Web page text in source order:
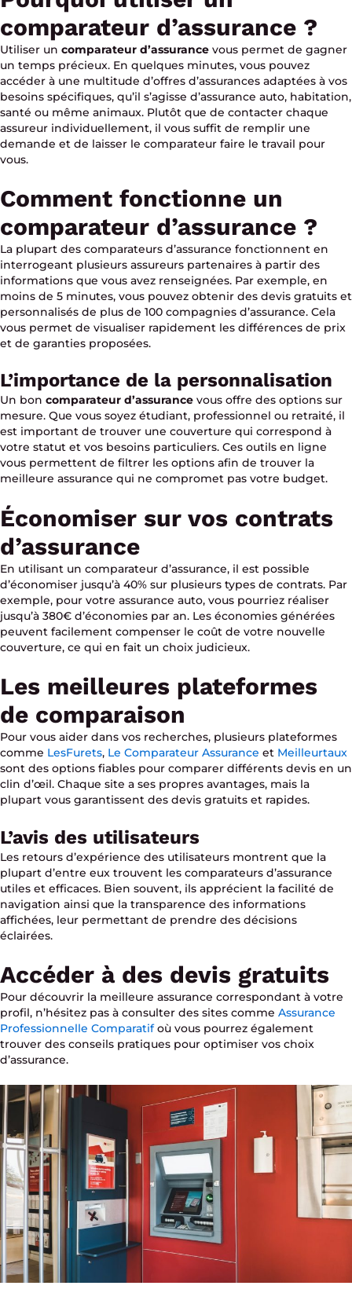
comparateur d’assurance ?
Utiliser un comparateur d’assurance vous permet de gagner
un temps précieux. En quelques minutes, vous pouvez
accéder à une multitude d’offres d’assurances adaptées à vos
besoins spécifiques, qu’il s’agisse d’assurance auto, habitation,
santé ou même animaux. Plutôt que de contacter chaque
assureur individuellement, il vous suffit de remplir une
demande et de laisser le comparateur faire le travail pour
vous.
Comment fonctionne un
comparateur d’assurance ?
La plupart des comparateurs d’assurance fonctionnent en
interrogeant plusieurs assureurs partenaires à partir des
informations que vous avez renseignées. Par exemple, en
moins de 5 minutes, vous pouvez obtenir des devis gratuits et
personnalisés de plus de 100 compagnies d’assurance. Cela
vous permet de visualiser rapidement les différences de prix
et de garanties proposées.
L’importance de la personnalisation
Un bon comparateur d’assurance vous offre des options sur
mesure. Que vous soyez étudiant, professionnel ou retraité, il
est important de trouver une couverture qui correspond à
votre statut et vos besoins particuliers. Ces outils en ligne
vous permettent de filtrer les options afin de trouver la
meilleure assurance qui ne compromet pas votre budget.
Économiser sur vos contrats
d’assurance
En utilisant un comparateur d’assurance, il est possible
d’économiser jusqu’à 40% sur plusieurs types de contrats. Par
exemple, pour votre assurance auto, vous pourriez réaliser
jusqu’à 380€ d’économies par an. Les économies générées
peuvent facilement compenser le coût de votre nouvelle
couverture, ce qui en fait un choix judicieux.
Les meilleures plateformes
de comparaison
Pour vous aider dans vos recherches, plusieurs plateformes
comme LesFurets, Le Comparateur Assurance et Meilleurtaux
sont des options fiables pour comparer différents devis en un
clin d’œil. Chaque site a ses propres avantages, mais la
plupart vous garantissent des devis gratuits et rapides.
L’avis des utilisateurs
Les retours d’expérience des utilisateurs montrent que la
plupart d’entre eux trouvent les comparateurs d’assurance
utiles et efficaces. Bien souvent, ils apprécient la facilité de
navigation ainsi que la transparence des informations
affichées, leur permettant de prendre des décisions
éclairées.
Accéder à des devis gratuits
Pour découvrir la meilleure assurance correspondant à votre
profil, n’hésitez pas à consulter des sites comme Assurance
Professionnelle Comparatifoù vous pourrez également
trouver des conseils pratiques pour optimiser vos choix
d’assurance.